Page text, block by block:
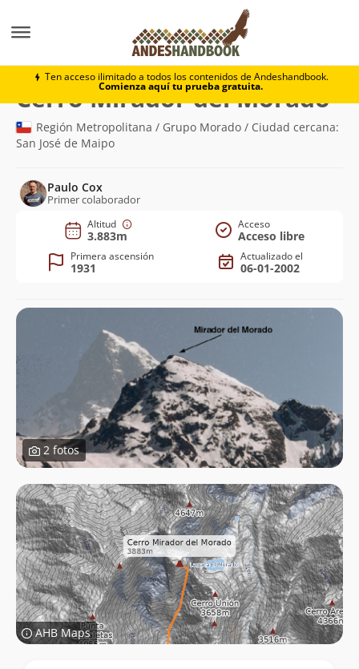
Ten acceso ilimitado a todos los contenidos de Andeshandbook.
Comienza aquí tu prueba gratuita.
Cerro Mirador del Morado
Cerro Mirador del Morado
Región Metropolitana / Grupo Morado / Ciudad cercana:
San José de Maipo
Paulo Cox
Primer colaborador
Altitud
3.883m
Acceso
Acceso libre
Primera ascensión
1931
Actualizado el
06-01-2002
2 fotos
AHB Maps